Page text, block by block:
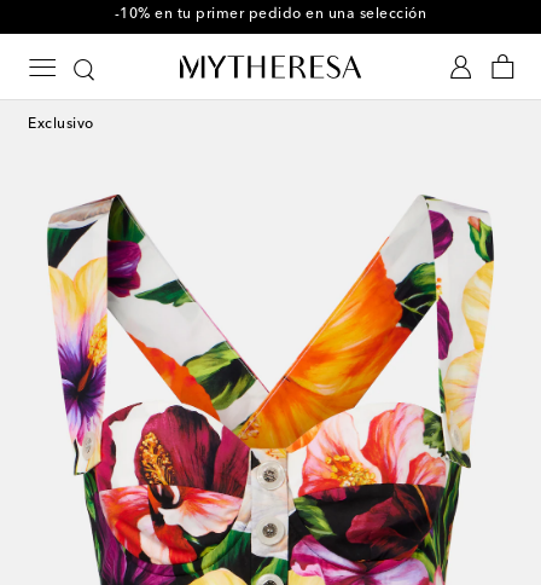
-10% en tu primer pedido en una selección
Exclusivo